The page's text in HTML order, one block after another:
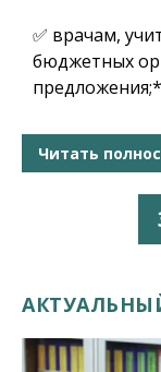
✅ врачам,
бюджетных
Читать